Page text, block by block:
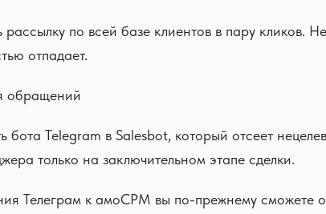
по всей базе клиентов в пару кликов.
отпадает.
обращений
бота Telegram в Salesbot, который отсеет
только на заключительном этапе сделки.
Телеграм к амоСРМ вы по-прежнему сможете